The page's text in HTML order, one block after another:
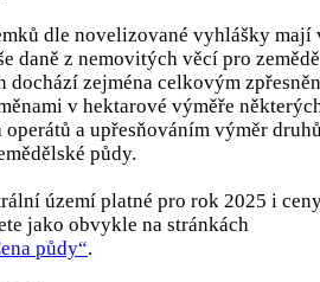
dle novelizované vyhlášky
daně z nemovitých věcí pro
dochází zejména celkovým
v hektarové výměře
a upřesňováním výměr
půdy.
území platné pro rok 2025 i
jako obvykle na stránkách
půdy“.